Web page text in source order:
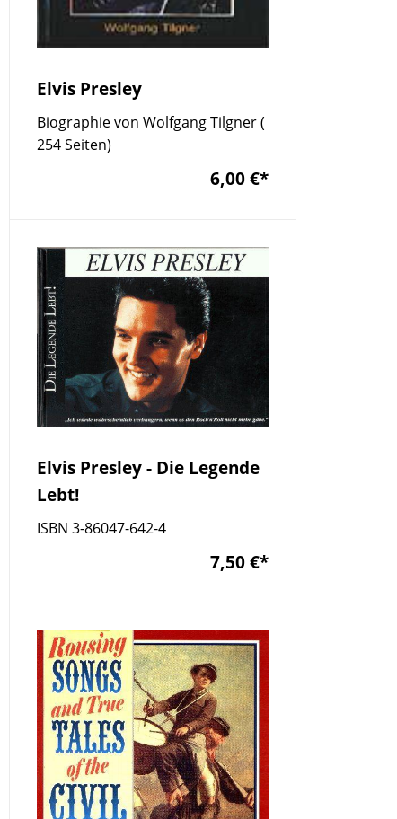
Elvis Presley
Biographie von Wolfgang Tilgner (
254 Seiten)
6,00 €*
Elvis Presley - Die Legende
Lebt!
ISBN 3-86047-642-4
7,50 €*